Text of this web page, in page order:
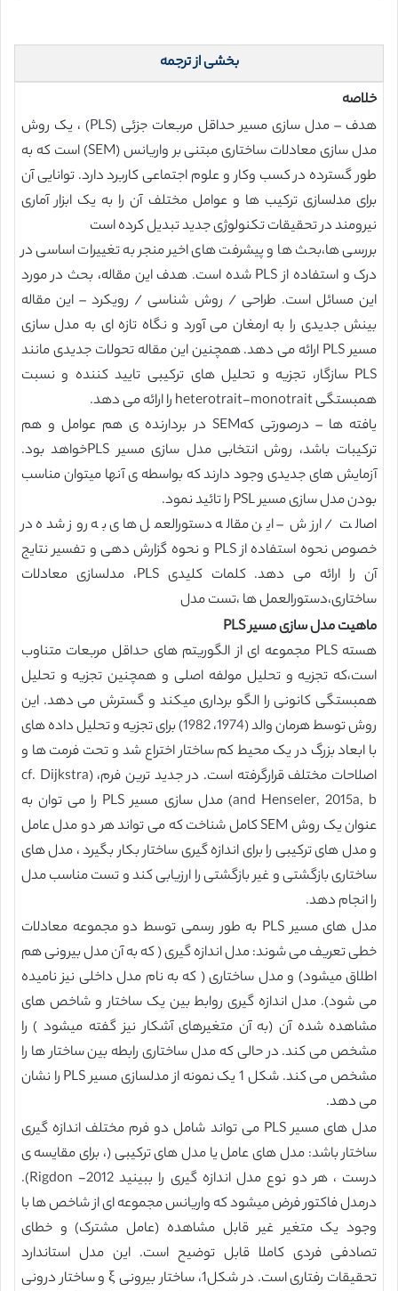
بخشی از ترجمه
خلاصه
هدف – مدل سازی مسیر حداقل مربعات جزئی (PLS) ، یک روش
مدل سازی معادلات ساختاری مبتنی بر واریانس (SEM) است که به
طور گسترده در کسب وکار و علوم اجتماعی کاربرد دارد. توانایی آن
برای مدلسازی ترکیب ها و عوامل مختلف آن را به یک ابزار آماری
نیرومند در تحقیقات تکنولوژی جدید تبدیل کرده است
بررسی ها،بحث ها و پیشرفت های اخیر منجر به تغییرات اساسی در
درک و استفاده از PLS شده است. هدف این مقاله، بحث در مورد
این مسائل است. طراحی / روش شناسی / رویکرد – این مقاله
بینش جدیدی را به ارمغان می آورد و نگاه تازه ای به مدل سازی
مسیر PLS ارائه می دهد. همچنین این مقاله تحولات جدیدی مانند
PLS سازگار، تجزیه و تحلیل های ترکیبی تایید کننده و نسبت
همبستگی heterotrait-monotrait را ارائه می دهد.
یافته ها – درصورتی کهSEM در بردارنده ی هم عوامل و هم
ترکیبات باشد، روش انتخابی مدل سازی مسیر PLSخواهد بود.
آزمایش های جدیدی وجود دارند که بواسطه ی آنها میتوان مناسب
بودن مدل سازی مسیر PSL را تائید نمود.
اصالت / ارزش – این مقاله دستورالعمل های به روز شده در
خصوص نحوه استفاده از PLS و نحوه گزارش دهی و تفسیر نتایج
آن را ارائه می دهد. کلمات کلیدی PLS، مدلسازی معادلات
ساختاری،دستورالعمل ها ،تست مدل
ماهیت مدل سازی مسیر PLS
هسته PLS مجموعه ای از الگوریتم های حداقل مربعات متناوب
است،که تجزیه و تحلیل مولفه اصلی و همچنین تجزیه و تحلیل
همبستگی کانونی را الگو برداری میکند و گسترش می دهد. این
روش توسط هرمان والد (1974، 1982) برای تجزیه و تحلیل داده های
با ابعاد بزرگ در یک محیط کم ساختار اختراع شد و تحت فرمت ها و
اصلاحات مختلف قرارگرفته است. در جدید ترین فرم، (cf. Dijkstra
and Henseler, 2015a, b) مدل سازی مسیر PLS را می توان به
عنوان یک روش SEM کامل شناخت که می تواند هر دو مدل عامل
و مدل های ترکیبی را برای اندازه گیری ساختار بکار بگیرد ، مدل های
ساختاری بازگشتی و غیر بازگشتی را ارزیابی کند و تست مناسب مدل
را انجام دهد.
مدل های مسیر PLS به طور رسمی توسط دو مجموعه معادلات
خطی تعریف می شوند: مدل اندازه گیری ( که به آن مدل بیرونی هم
اطلاق میشود) و مدل ساختاری ( که به نام مدل داخلی نیز نامیده
می شود). مدل اندازه گیری روابط بین یک ساختار و شاخص های
مشاهده شده آن (به آن متغیرهای آشکار نیز گفته میشود ) را
مشخص می کند. در حالی که مدل ساختاری رابطه بین ساختار ها را
مشخص می کند. شکل 1 یک نمونه از مدلسازی مسیر PLS را نشان
می دهد.
مدل های مسیر PLS می تواند شامل دو فرم مختلف اندازه گیری
ساختار باشد: مدل های عامل یا مدل های ترکیبی (، برای مقایسه ی
درست ، هر دو نوع مدل اندازه گیری را ببینید 2012- Rigdon).
درمدل فاکتور فرض میشود که واریانس مجموعه ای از شاخص ها با
وجود یک متغیر غیر قابل مشاهده (عامل مشترک) و خطای
تصادفی فردی کاملا قابل توضیح است. این مدل استاندارد
تحقیقات رفتاری است. در شکل1، ساختار بیرونی ξ و ساختار درونی